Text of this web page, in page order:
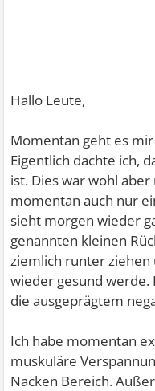
Hallo Leute,
Momentan geht es
Eigentlich dachte ich,
ist. Dies war wohl
momentan auch nur
sieht morgen wieder
genannten kleinen
ziemlich runter ziehen
wieder gesund werde.
die ausgeprägtem
Ich habe momentan
muskuläre
Nacken Bereich.